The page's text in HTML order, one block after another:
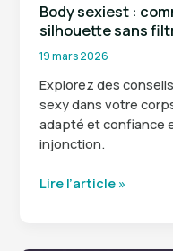
Body sexiest :
silhouette sans
19 mars 2026
Explorez des
sexy dans votre
adapté et confiance
injonction.
Body
Lire l’article »